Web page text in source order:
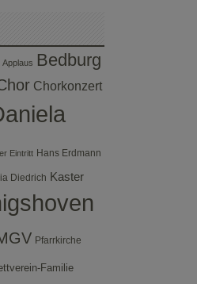
Applaus Bedburg
Chorkonzert
Eintritt Hans Erdmann
Diedrich Kaster
Pfarrkirche
Familie